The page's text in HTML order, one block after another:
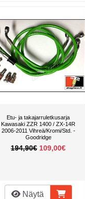
Etu- ja takajarruletkusarja
Kawasaki ZZR 1400 / ZX-14R
2006-2011 Vihreä/Kromi/Std. -
Goodridge
194,90€ 109,00€
Näytä